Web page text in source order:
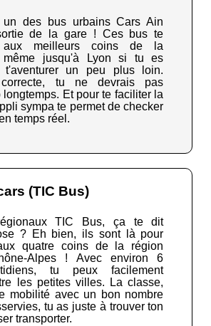
un des bus urbains Cars Ain
de la gare ! Ces bus te
aux meilleurs coins de la
même jusqu'à Lyon si tu es
t'aventurer un peu plus loin.
correcte, tu ne devrais pas
longtemps. Et pour te faciliter la
sympa te permet de checker
temps réel.
(TIC Bus)
TIC Bus, ça te dit
? Eh bien, ils sont là pour
quatre coins de la région
Alpes ! Avec environ 6
tu peux facilement
les petites villes. La classe,
mobilité avec un bon nombre
tu as juste à trouver ton
transporter.